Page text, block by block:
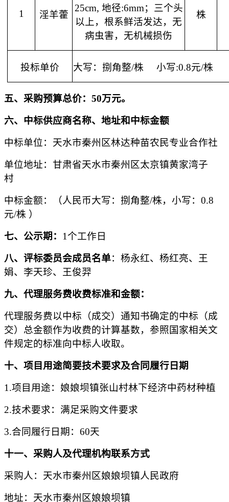
1 淫羊藿
25cm, 地径:6mm；三个头
以上，根系鲜活发达，无
病虫害，无机械损伤
株
投标单价 大写：捌角整/株 小写:0.8元/株
五、采购预算总价： 50万元。
六、中标供应商名称、地址和中标金额
中标单位：天水市秦州区林达种苗农民专业合作社
单位地址：甘肃省天水市秦州区太京镇黄家湾子
村
中标金额： （人民币大写：捌角整/株，小写：0.8
元/株 ）
七、公示期： 1个工作日
八、评标委员会成员名单： 杨永红、杨红亮、王
娟、李天珍、王俊羿
九、 代理服务费收费标准和金额：
代理服务费以中标（成交）通知书确定的中标（成
交）总金额作为收费的计算基数，参照国家相关文
件规定的标准向中标人收取。
十、项目用途简要技术要求及合同履行日期
1.项目用途： 娘娘坝镇张山村林下经济中药材种植
2.技术要求： 满足采购文件要求
3.合同履行日期： 60天
十一、采购人及代理机构联系方式
采购人： 天水市秦州区娘娘坝镇人民政府
地址：天水市秦州区娘娘坝镇